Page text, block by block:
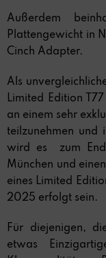
Außerdem
Plattengewicht in
Cinch Adapter.
Als
Limited Edition
an einem sehr
teilzunehmen und
wird es zum
München und
eines Limited
2025 erfolgt sein.
Für diejenigen,
etwas